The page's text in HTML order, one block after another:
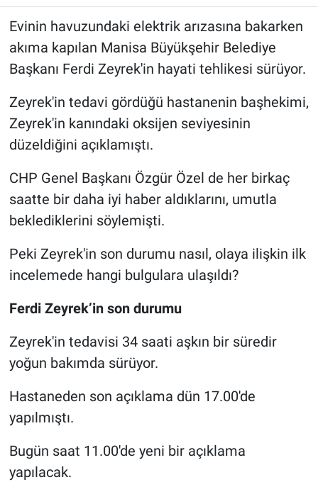
Evinin havuzundaki elektrik arızasına bakarken
akıma kapılan Manisa Büyükşehir Belediye
Başkanı Ferdi Zeyrek'in hayati tehlikesi sürüyor.
Zeyrek'in tedavi gördüğü hastanenin başhekimi,
Zeyrek'in kanındaki oksijen seviyesinin
düzeldiğini açıklamıştı.
CHP Genel Başkanı Özgür Özel de her birkaç
saatte bir daha iyi haber aldıklarını, umutla
beklediklerini söylemişti.
Peki Zeyrek'in son durumu nasıl, olaya ilişkin ilk
incelemede hangi bulgulara ulaşıldı?
Ferdi Zeyrek’in son durumu
Zeyrek'in tedavisi 34 saati aşkın bir süredir
yoğun bakımda sürüyor.
Hastaneden son açıklama dün 17.00'de
yapılmıştı.
Bugün saat 11.00'de yeni bir açıklama
yapılacak.